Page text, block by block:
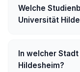
Welche
Universität
In welcher
Hildesheim?